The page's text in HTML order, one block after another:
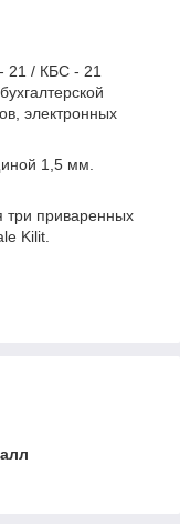
21 / КБС - 21
электронных
1,5 мм.
три приваренных
Kilit.